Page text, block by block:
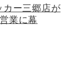
カー三郷店が
業に幕